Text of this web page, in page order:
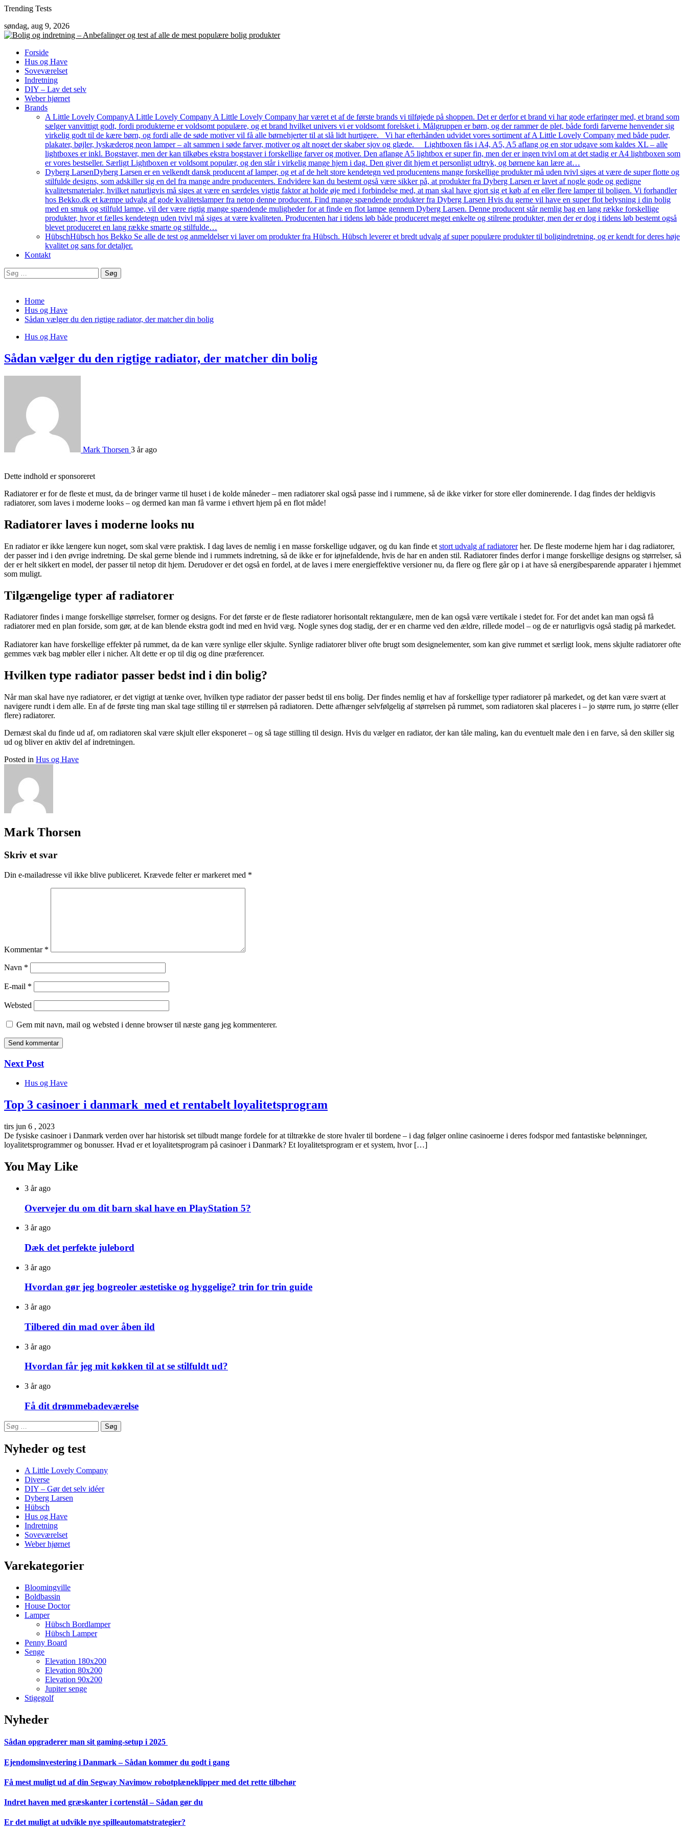
Skip
content
Trending Tests
søndag, aug 9, 2026
Forside
Hus og Have
Soveværelset
Indretning
DIY – Lav det selv
Weber hjørnet
Brands
A Little Lovely CompanyA Little Lovely Company A Little Lovely Company har været et af de første brands vi tilføjede på shoppen. Det er derfor et brand vi har gode erfaringer med, et brand som
sælger vanvittigt godt, fordi produkterne er voldsomt populære, og et brand hvilket univers vi er voldsomt forelsket i. Målgruppen er børn, og der rammer de plet, både fordi farverne henvender sig
virkelig godt til de kære børn, og fordi alle de søde motiver vil få alle børnehjerter til at slå lidt hurtigere. Vi har efterhånden udvidet vores sortiment af A Little Lovely Company med både puder,
plakater, bøjler, lyskæderog neon lamper – alt sammen i søde farver, motiver og alt noget der skaber sjov og glæde. Lightboxen fås i A4, A5, A5 aflang og en stor udgave som kaldes XL – alle
lightboxes er inkl. Bogstaver, men der kan tilkøbes ekstra bogstaver i forskellige farver og motiver. Den aflange A5 lightbox er super fin, men der er ingen tvivl om at det stadig er A4 lightboxen som
er vores bestseller. Særligt Lightboxen er voldsomt populær, og den står i virkelig mange hjem i dag. Den giver dit hjem et personligt udtryk, og børnene kan lære at…
Dyberg LarsenDyberg Larsen er en velkendt dansk producent af lamper, og et af de helt store kendetegn ved producentens mange forskellige produkter må uden tvivl siges at være de super flotte og
stilfulde designs, som adskiller sig en del fra mange andre producenters. Endvidere kan du bestemt også være sikker på, at produkter fra Dyberg Larsen er lavet af nogle gode og gedigne
kvalitetsmaterialer, hvilket naturligvis må siges at være en særdeles vigtig faktor at holde øje med i forbindelse med, at man skal have gjort sig et køb af en eller flere lamper til boligen. Vi forhandler
hos Bekko.dk et kæmpe udvalg af gode kvalitetslamper fra netop denne producent. Find mange spændende produkter fra Dyberg Larsen Hvis du gerne vil have en super flot belysning i din bolig
med en smuk og stilfuld lampe, vil der være rigtig mange spændende muligheder for at finde en flot lampe gennem Dyberg Larsen. Denne producent står nemlig bag en lang række forskellige
produkter, hvor et fælles kendetegn uden tvivl må siges at være kvaliteten. Producenten har i tidens løb både produceret meget enkelte og stilrene produkter, men der er dog i tidens løb bestemt også
blevet produceret en lang række smarte og stilfulde…
HübschHübsch hos Bekko Se alle de test og anmeldelser vi laver om produkter fra Hübsch. Hübsch leverer et bredt udvalg af super populære produkter til boligindretning, og er kendt for deres høje
kvalitet og sans for detaljer.
Kontakt
Søg
efter:
Home
Hus og Have
Sådan vælger du den rigtige radiator, der matcher din bolig
Hus og Have
Sådan vælger du den rigtige radiator, der matcher din bolig
Mark Thorsen 3 år ago
Dette indhold er sponsoreret
Radiatorer er for de fleste et must, da de bringer varme til huset i de kolde måneder – men radiatorer skal også passe ind i rummene, så de ikke virker for store eller dominerende. I dag findes der heldigvis
radiatorer, som laves i moderne looks – og dermed kan man få varme i ethvert hjem på en flot måde!
Radiatorer laves i moderne looks nu
En radiator er ikke længere kun noget, som skal være praktisk. I dag laves de nemlig i en masse forskellige udgaver, og du kan finde et stort udvalg af radiatorerher. De fleste moderne hjem har i dag radiatorer,
der passer ind i den øvrige indretning. De skal gerne blende ind i rummets indretning, så de ikke er for iøjnefaldende, hvis de har en anden stil. Radiatorer findes derfor i mange forskellige designs og størrelser, så
der er helt sikkert en model, der passer til netop dit hjem. Derudover er det også en fordel, at de laves i mere energieffektive versioner nu, da flere og flere går op i at have så energibesparende apparater i hjemmet
som muligt.
Tilgængelige typer af radiatorer
Radiatorer findes i mange forskellige størrelser, former og designs. For det første er de fleste radiatorer horisontalt rektangulære, men de kan også være vertikale i stedet for. For det andet kan man også få
radiatorer med en plan forside, som gør, at de kan blende ekstra godt ind med en hvid væg. Nogle synes dog stadig, der er en charme ved den ældre, rillede model – og de er naturligvis også stadig på markedet.
Radiatorer kan have forskellige effekter på rummet, da de kan være synlige eller skjulte. Synlige radiatorer bliver ofte brugt som designelementer, som kan give rummet et særligt look, mens skjulte radiatorer ofte
gemmes væk bag møbler eller i nicher. Alt dette er op til dig og dine præferencer.
Hvilken type radiator passer bedst ind i din bolig?
Når man skal have nye radiatorer, er det vigtigt at tænke over, hvilken type radiator der passer bedst til ens bolig. Der findes nemlig et hav af forskellige typer radiatorer på markedet, og det kan være svært at
navigere rundt i dem alle. En af de første ting man skal tage stilling til er størrelsen på radiatoren. Dette afhænger selvfølgelig af størrelsen på rummet, som radiatoren skal placeres i – jo større rum, jo større (eller
flere) radiatorer.
Dernæst skal du finde ud af, om radiatoren skal være skjult eller eksponeret – og så tage stilling til design. Hvis du vælger en radiator, der kan tåle maling, kan du eventuelt male den i en farve, så den skiller sig
ud og bliver en aktiv del af indretningen.
Posted in Hus og Have
Mark Thorsen
Skriv et svar
Din e-mailadresse vil ikke blive publiceret. Krævede felter er markeret med *
Kommentar *
Navn *
E-mail *
Websted
Gem mit navn, mail og websted i denne browser til næste gang jeg kommenterer.
Next Post
Hus og Have
Top 3 casinoer i danmark med et rentabelt loyalitetsprogram
tirs jun 6 , 2023
De fysiske casinoer i Danmark verden over har historisk set tilbudt mange fordele for at tiltrække de store hvaler til bordene – i dag følger online casinoerne i deres fodspor med fantastiske belønninger,
loyalitetsprogrammer og bonusser. Hvad er et loyalitetsprogram på casinoer i Danmark? Et loyalitetsprogram er et system, hvor […]
You May Like
3 år ago
Overvejer du om dit barn skal have en PlayStation 5?
3 år ago
Dæk det perfekte julebord
3 år ago
Hvordan gør jeg bogreoler æstetiske og hyggelige? trin for trin guide
3 år ago
Tilbered din mad over åben ild
3 år ago
Hvordan får jeg mit køkken til at se stilfuldt ud?
3 år ago
Få dit drømmebadeværelse
Søg
efter:
Nyheder og test
A Little Lovely Company
Diverse
DIY – Gør det selv idéer
Dyberg Larsen
Hübsch
Hus og Have
Indretning
Soveværelset
Weber hjørnet
Varekategorier
Bloomingville
Boldbassin
House Doctor
Lamper
Hübsch Bordlamper
Hübsch Lamper
Penny Board
Senge
Elevation 180x200
Elevation 80x200
Elevation 90x200
Jupiter senge
Stigegolf
Nyheder
Sådan opgraderer man sit gaming-setup i 2025
Ejendomsinvestering i Danmark – Sådan kommer du godt i gang
Få mest muligt ud af din Segway Navimow robotplæneklipper med det rette tilbehør
Indret haven med græskanter i cortenstål – Sådan gør du
Er det muligt at udvikle nye spilleautomatstrategier?